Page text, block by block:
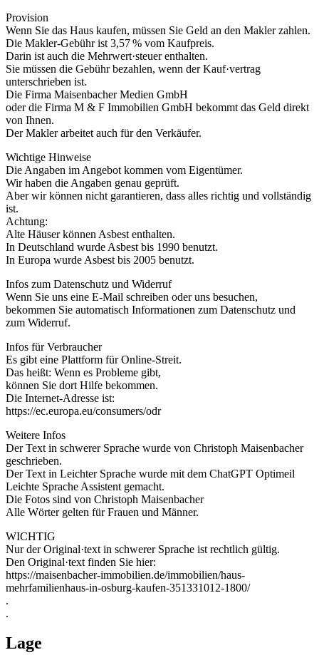
Provision
Wenn Sie das Haus kaufen, müssen Sie Geld an den Makler zahlen.
Die Makler-Gebühr ist 3,57 % vom Kaufpreis.
Darin ist auch die Mehrwert·steuer enthalten.
Sie müssen die Gebühr bezahlen, wenn der Kauf·vertrag
unterschrieben ist.
Die Firma Maisenbacher Medien GmbH
oder die Firma M & F Immobilien GmbH bekommt das Geld direkt
von Ihnen.
Der Makler arbeitet auch für den Verkäufer.
Wichtige Hinweise
Die Angaben im Angebot kommen vom Eigentümer.
Wir haben die Angaben genau geprüft.
Aber wir können nicht garantieren, dass alles richtig und vollständig
ist.
Achtung:
Alte Häuser können Asbest enthalten.
In Deutschland wurde Asbest bis 1990 benutzt.
In Europa wurde Asbest bis 2005 benutzt.
Infos zum Datenschutz und Widerruf
Wenn Sie uns eine E-Mail schreiben oder uns besuchen,
bekommen Sie automatisch Informationen zum Datenschutz und
zum Widerruf.
Infos für Verbraucher
Es gibt eine Plattform für Online-Streit.
Das heißt: Wenn es Probleme gibt,
können Sie dort Hilfe bekommen.
Die Internet-Adresse ist:
https://ec.europa.eu/consumers/odr
Weitere Infos
Der Text in schwerer Sprache wurde von Christoph Maisenbacher
geschrieben.
Der Text in Leichter Sprache wurde mit dem ChatGPT Optimeil
Leichte Sprache Assistent gemacht.
Die Fotos sind von Christoph Maisenbacher
Alle Wörter gelten für Frauen und Männer.
WICHTIG
Nur der Original·text in schwerer Sprache ist rechtlich gültig.
Den Original·text finden Sie hier:
https://maisenbacher-immobilien.de/immobilien/haus-
mehrfamilienhaus-in-osburg-kaufen-351331012-1800/
.
.
Lage